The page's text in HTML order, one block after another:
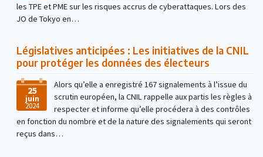
les TPE et PME sur les risques accrus de cyberattaques. Lors des
JO de Tokyo en…
Législatives anticipées : Les initiatives de la CNIL
pour protéger les données des électeurs
25
juin
2024
Alors qu’elle a enregistré 167 signalements à l’issue du
scrutin européen, la CNIL rappelle aux partis les règles à
respecter et informe qu’elle procédera à des contrôles
en fonction du nombre et de la nature des signalements qui seront
reçus dans…